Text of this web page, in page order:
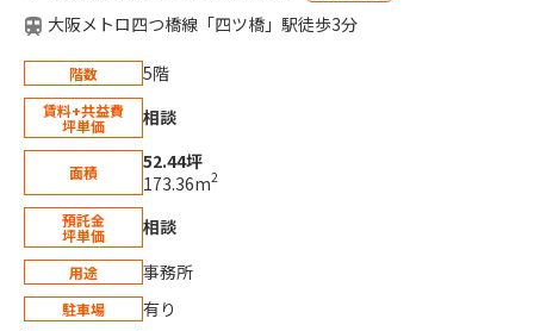
大阪メトロ四つ橋線「四ツ橋」駅徒歩3分
階数 5階
賃料+共益費
坪単価 相談
面積
52.44坪
173.36m2
預託金
坪単価 相談
用途 事務所
駐車場 有り